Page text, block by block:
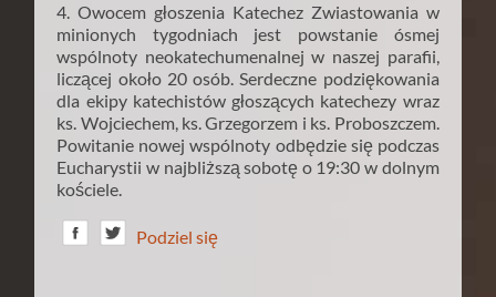
4. Owocem głoszenia Katechez Zwiastowania w
minionych tygodniach jest powstanie ósmej
wspólnoty neokatechumenalnej w naszej parafii,
liczącej około 20 osób. Serdeczne podziękowania
dla ekipy katechistów głoszących katechezy wraz
ks. Wojciechem, ks. Grzegorzem i ks. Proboszczem.
Powitanie nowej wspólnoty odbędzie się podczas
Eucharystii w najbliższą sobotę o 19:30 w dolnym
kościele.
Podziel się